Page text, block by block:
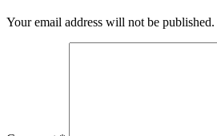
Your email address will not be published.